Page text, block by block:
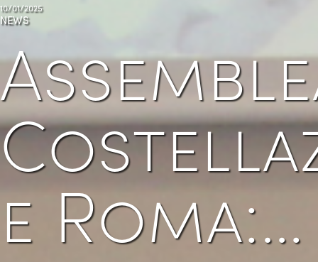
10/01/2025
NEWS
e Roma:…